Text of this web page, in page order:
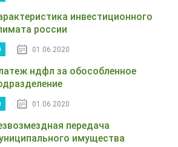
инвестиционного
россии
01.06.2020
ндфл за обособленное
01.06.2020
передача
имущества